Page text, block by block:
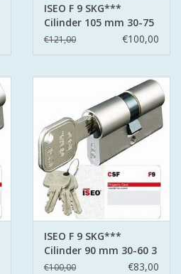
ISEO F 9 SKG***
Cilinder 105 mm 30-75
3 sleutels
€121,00 €100,00
ISEO F 9 SKG***
Cilinder 90 mm 30-60 3
sleutels
€100,00 €83,00